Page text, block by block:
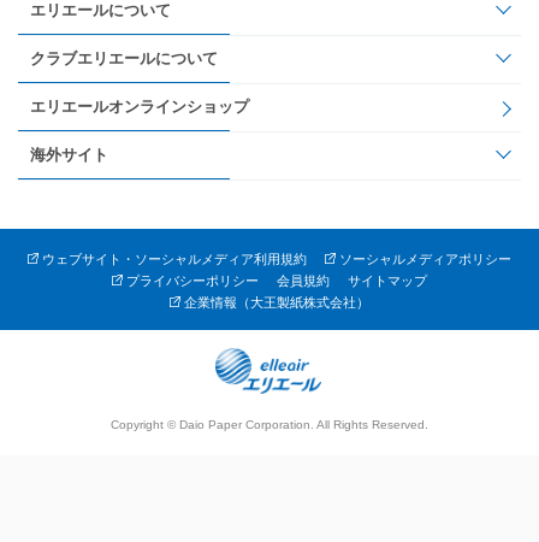
エリエールについて
クラブエリエールについて
エリエールオンラインショップ
海外サイト
ウェブサイト・ソーシャルメディア利用規約
ソーシャルメディアポリシー
プライバシーポリシー
会員規約
サイトマップ
企業情報（大王製紙株式会社）
Copyright © Daio Paper Corporation. All Rights Reserved.